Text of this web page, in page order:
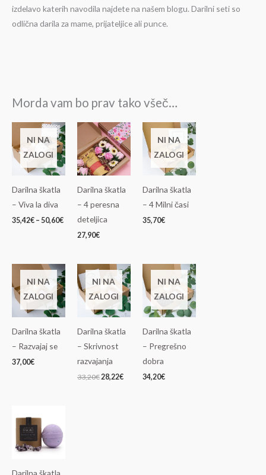
izdelavo katerih navodila najdete na našem blogu. Darilni seti so
odlična darila za mame, prijateljice ali punce.
Morda vam bo prav tako všeč…
NI NA
ZALOGI
Darilna škatla
– Viva la diva
35,42€ – 50,60€
Cenovni
razpon:
od
35,42€
do
50,60€
Darilna škatla
– 4 peresna
deteljica
27,90€
NI NA
ZALOGI
Darilna škatla
– 4 Milni časi
35,70€
NI NA
ZALOGI
Darilna škatla
– Razvajaj se
37,00€
NI NA
ZALOGI
Darilna škatla
– Skrivnost
razvajanja
33,20€
Izvirna
cena
je
bila:
33,20€.
28,22€
Trenutna
cena
je:
28,22€.
NI NA
ZALOGI
Darilna škatla
– Pregrešno
dobra
34,20€